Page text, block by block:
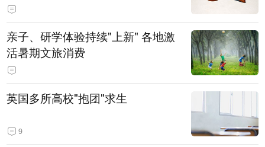
亲子、研学体验持续"上新" 各地激
活暑期文旅消费
英国多所高校"抱团"求生
9